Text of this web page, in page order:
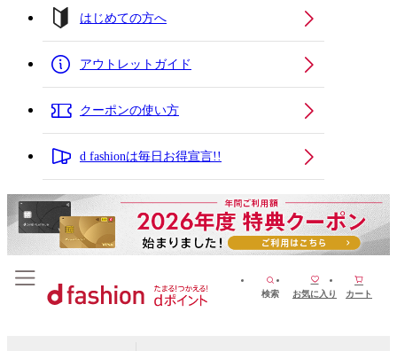
はじめての方へ
アウトレットガイド
クーポンの使い方
d fashionは毎日お得宣言!!
検索 お気に入り カート